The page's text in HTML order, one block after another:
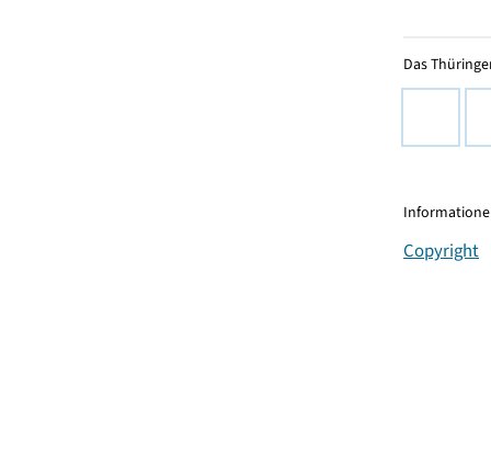
Das
Copyright